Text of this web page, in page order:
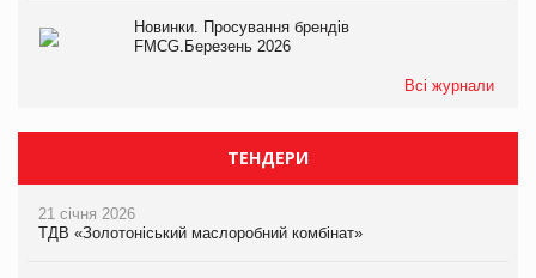
Новинки. Просування брендів
FMCG.Березень 2026
Всі журнали
ТЕНДЕРИ
21 січня 2026
ТДВ «Золотоніський маслоробний комбінат»